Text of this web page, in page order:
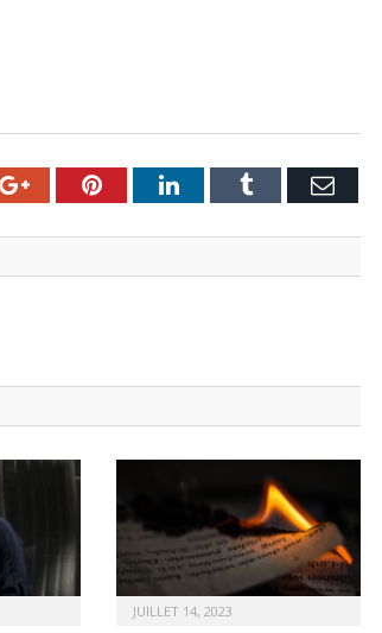
Google+PinterestLinkedInTumblr Email
JUILLET 14, 2023